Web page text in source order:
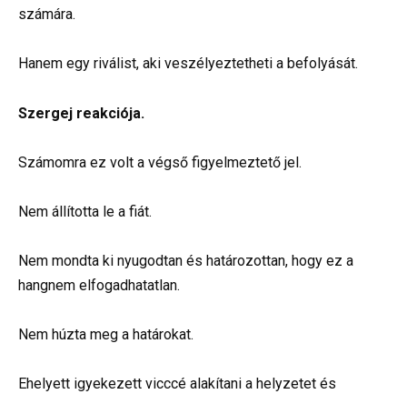
számára.
Hanem egy riválist, aki veszélyeztetheti a befolyását.
Szergej reakciója.
Számomra ez volt a végső figyelmeztető jel.
Nem állította le a fiát.
Nem mondta ki nyugodtan és határozottan, hogy ez a
hangnem elfogadhatatlan.
Nem húzta meg a határokat.
Ehelyett igyekezett vicccé alakítani a helyzetet és